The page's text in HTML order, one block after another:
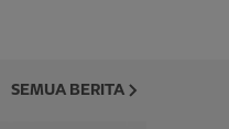
SEMUA BERITA